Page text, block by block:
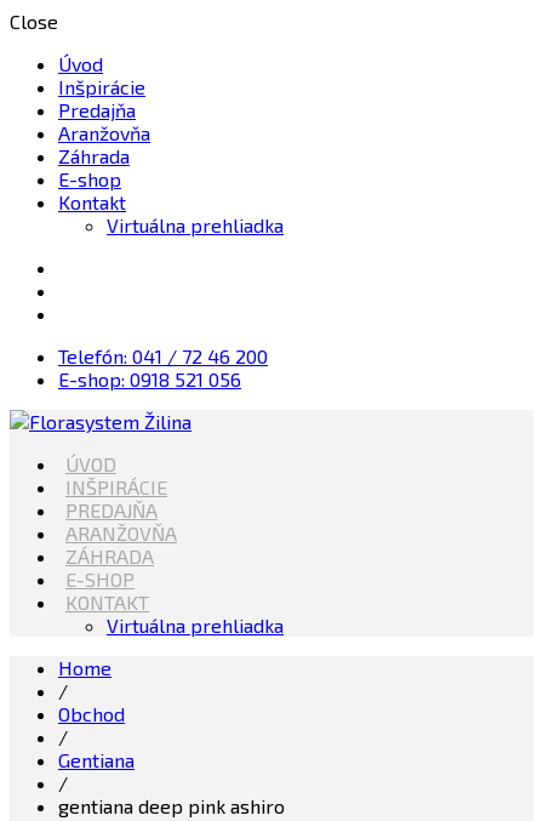
Close
Úvod
Inšpirácie
Predajňa
Aranžovňa
Záhrada
E-shop
Kontakt
Virtuálna prehliadka
Telefón: 041 / 72 46 200
E-shop: 0918 521 056
Florasystem Žilina
Kvety, Sviečky, dekorácie, Záhrada
ÚVOD
INŠPIRÁCIE
PREDAJŇA
ARANŽOVŇA
ZÁHRADA
E-SHOP
KONTAKT
Virtuálna prehliadka
Home
/
Obchod
/
Gentiana
/
gentiana deep pink ashiro